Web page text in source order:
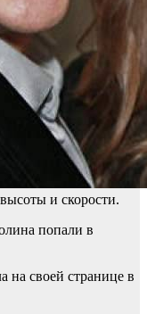
и скорости.
попали в
на своей странице в